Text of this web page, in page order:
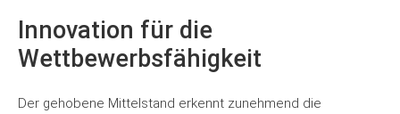
Innovation für die
Wettbewerbsfähigkeit
Der gehobene Mittelstand erkennt zunehmend die